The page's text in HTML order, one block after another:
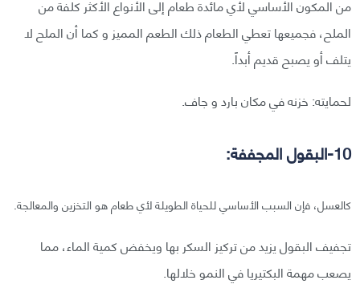
من المكون الأساسي لأي مائدة طعام إلى الأنواع الأكثر كلفة من
الملح، فجميعها تعطي الطعام ذلك الطعم المميز و كما أن الملح لا
يتلف أو يصبح قديم أبداً.
لحمايته: خزنه في مكان بارد و جاف.
10-البقول المجففة:
كالعسل، فإن السبب الأساسي للحياة الطويلة لأي طعام هو التخزين والمعالجة.
تجفيف البقول يزيد من تركيز السكر بها ويخفض كمية الماء، مما
يصعب مهمة البكتيريا في النمو خلالها.